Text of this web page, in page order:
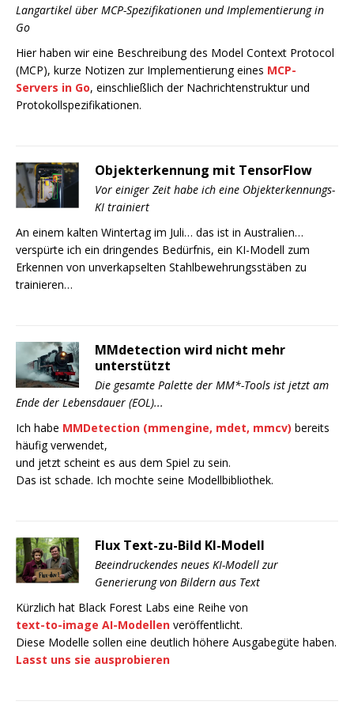
Langartikel über MCP-Spezifikationen und Implementierung in
Go
Hier haben wir eine Beschreibung des Model Context Protocol
(MCP), kurze Notizen zur Implementierung eines MCP-
Servers in Go, einschließlich der Nachrichtenstruktur und
Protokollspezifikationen.
Objekterkennung mit TensorFlow
Vor einiger Zeit habe ich eine Objekterkennungs-
KI trainiert
An einem kalten Wintertag im Juli… das ist in Australien…
verspürte ich ein dringendes Bedürfnis, ein KI-Modell zum
Erkennen von unverkapselten Stahlbewehrungsstäben zu
trainieren…
MMdetection wird nicht mehr
unterstützt
Die gesamte Palette der MM*-Tools ist jetzt am
Ende der Lebensdauer (EOL)...
Ich habe MMDetection (mmengine, mdet, mmcv) bereits
häufig verwendet,
und jetzt scheint es aus dem Spiel zu sein.
Das ist schade. Ich mochte seine Modellbibliothek.
Flux Text-zu-Bild KI-Modell
Beeindruckendes neues KI-Modell zur
Generierung von Bildern aus Text
Kürzlich hat Black Forest Labs eine Reihe von
text-to-image AI-Modellen veröffentlicht.
Diese Modelle sollen eine deutlich höhere Ausgabegüte haben.
Lasst uns sie ausprobieren